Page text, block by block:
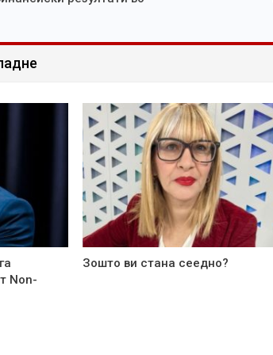
Non-
Зошто ви стана сеедно?